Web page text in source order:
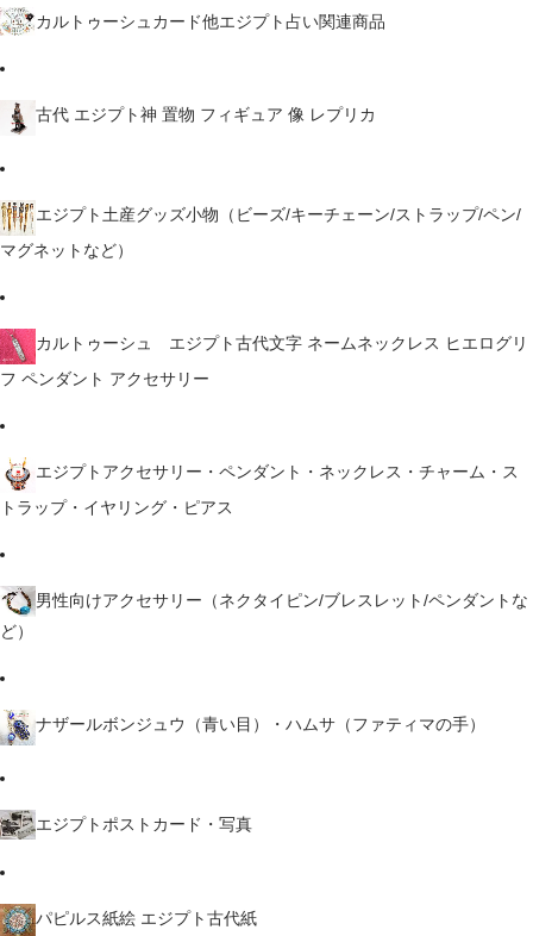
カルトゥーシュカード他エジプト占い関連商品
古代 エジプト神 置物 フィギュア 像 レプリカ
エジプト土産グッズ小物（ビーズ/キーチェーン/ストラップ/ペン/
マグネットなど）
カルトゥーシュ エジプト古代文字 ネームネックレス ヒエログリ
フ ペンダント アクセサリー
エジプトアクセサリー・ペンダント・ネックレス・チャーム・ス
トラップ・イヤリング・ピアス
男性向けアクセサリー（ネクタイピン/ブレスレット/ペンダントな
ど）
ナザールボンジュウ（青い目）・ハムサ（ファティマの手）
エジプトポストカード・写真
パピルス紙絵 エジプト古代紙